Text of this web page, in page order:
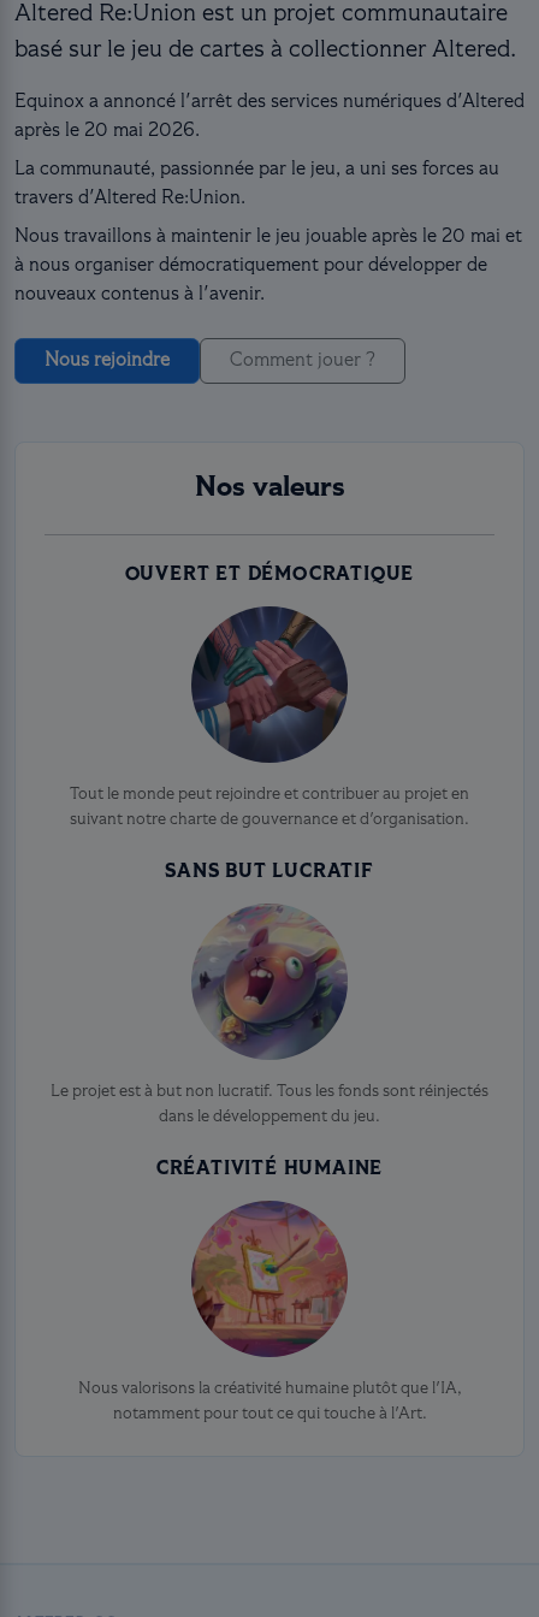
Altered Re:Union est un projet communautaire
basé sur le jeu de cartes à collectionner Altered.
Equinox a annoncé l'arrêt des services numériques d'Altered
après le 20 mai 2026.
La communauté, passionnée par le jeu, a uni ses forces au
travers d'Altered Re:Union.
Nous travaillons à maintenir le jeu jouable après le 20 mai et
à nous organiser démocratiquement pour développer de
nouveaux contenus à l'avenir.
Nous rejoindre Comment jouer ?
Nos valeurs
OUVERT ET DÉMOCRATIQUE
Tout le monde peut rejoindre et contribuer au projet en
suivant notre charte de gouvernance et d'organisation.
SANS BUT LUCRATIF
Le projet est à but non lucratif. Tous les fonds sont réinjectés
dans le développement du jeu.
CRÉATIVITÉ HUMAINE
Nous valorisons la créativité humaine plutôt que l'IA,
notamment pour tout ce qui touche à l'Art.